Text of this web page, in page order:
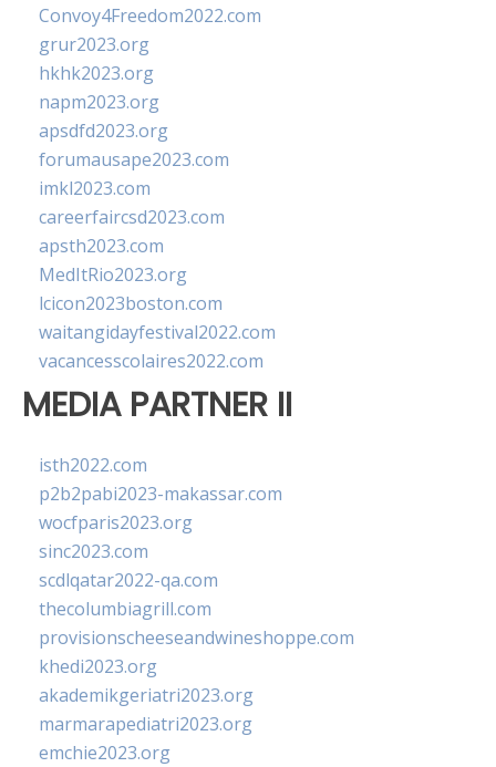
Convoy4Freedom2022.com
grur2023.org
hkhk2023.org
napm2023.org
apsdfd2023.org
forumausape2023.com
imkl2023.com
careerfaircsd2023.com
apsth2023.com
MedItRio2023.org
lcicon2023boston.com
waitangidayfestival2022.com
vacancesscolaires2022.com
MEDIA PARTNER II
isth2022.com
p2b2pabi2023-makassar.com
wocfparis2023.org
sinc2023.com
scdlqatar2022-qa.com
thecolumbiagrill.com
provisionscheeseandwineshoppe.com
khedi2023.org
akademikgeriatri2023.org
marmarapediatri2023.org
emchie2023.org